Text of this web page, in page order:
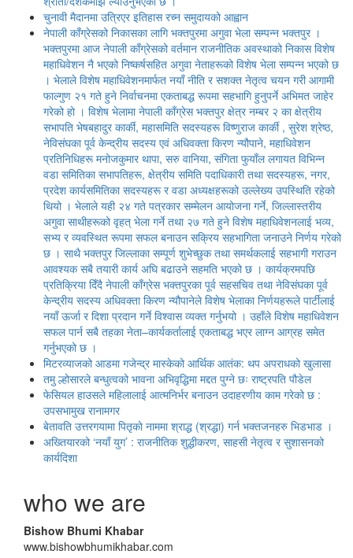
चुनावी मैदानमा उत्रिएर इतिहास रच्न समुदायको आह्वान
नेपाली काँग्रेसको निकासका लागि भक्तपुरमा अगुवा भेला सम्पन्न भक्तपुर ।
भक्तपुरमा आज नेपाली काँग्रेसको वर्तमान राजनीतिक अवस्थाको निकास विशेष
महाधिवेशन नै भएको निष्कर्षसहित अगुवा नेताहरूको विशेष भेला सम्पन्न भएको छ
। भेलाले विशेष महाधिवेशनमार्फत नयाँ नीति र सशक्त नेतृत्व चयन गरी आगामी
फाल्गुण २१ गते हुने निर्वाचनमा एकताबद्ध रूपमा सहभागि हुनुपर्ने अभिमत जाहेर
गरेको हो । विशेष भेलामा नेपाली काँग्रेस भक्तपुर क्षेत्र नम्बर २ का क्षेत्रीय
सभापति भेषबहादुर कार्की, महासमिति सदस्यहरू विष्णुराज कार्की , सुरेश श्रेष्ठ,
नेविसंघका पूर्व केन्द्रीय सदस्य एवं अधिवक्ता किरण न्यौपाने, महाधिवेशन
प्रतिनिधिहरू मनोजकुमार थापा, सरु वानिया, संगिता फुयाँल लगायत विभिन्न
वडा समितिका सभापतिहरू, क्षेत्रीय समिति पदाधिकारी तथा सदस्यहरू, नगर,
प्रदेश कार्यसमितिका सदस्यहरू र वडा अध्यक्षहरूको उल्लेख्य उपस्थिति रहेको
थियो । भेलाले यही २४ गते पत्रकार सम्मेलन आयोजना गर्ने, जिल्लास्तरीय
अगुवा साथीहरूको वृहत् भेला गर्ने तथा २७ गते हुने विशेष महाधिवेशनलाई भव्य,
सभ्य र व्यवस्थित रूपमा सफल बनाउन सक्रिय सहभागिता जनाउने निर्णय गरेको
छ । साथै भक्तपुर जिल्लाका सम्पूर्ण शुभेच्छुक तथा समर्थकलाई सहभागी गराउन
आवश्यक सबै तयारी कार्य अघि बढाउने सहमति भएको छ । कार्यक्रमपछि
प्रतिक्रिया दिँदै नेपाली काँग्रेस भक्तपुरका पूर्व सहसचिव तथा नेविसंघका पूर्व
केन्द्रीय सदस्य अधिवक्ता किरण न्यौपानेले विशेष भेलाका निर्णयहरूले पार्टीलाई
नयाँ ऊर्जा र दिशा प्रदान गर्ने विश्वास व्यक्त गर्नुभयो । उहाँले विशेष महाधिवेशन
सफल पार्न सबै तहका नेता–कार्यकर्तालाई एकताबद्ध भएर लाग्न आग्रह समेत
गर्नुभएको छ ।
मिटरव्याजको आडमा गजेन्द्र मास्केको आर्थिक आतंक: थप अपराधको खुलासा
तमु ल्होसारले बन्धुत्वको भावना अभिवृद्धिमा मद्दत पुग्ने छः राष्ट्रपति पौडेल
फेसियल हाउसले महिलालाई आत्मनिर्भर बनाउन उदाहरणीय काम गरेको छ :
उपसभामुख रानामगर
बेतावति उत्तरगयामा पितृकाे नाममा श्राद्ध (श्रद्धा) गर्न भक्तजनहरु भिडभाड ।
अख्तियारको ‘नयाँ युग’ : राजनीतिक शुद्धीकरण, साहसी नेतृत्व र सुशासनको
कार्यदिशा
who we are
Bishow Bhumi Khabar
www.bishowbhumikhabar.com